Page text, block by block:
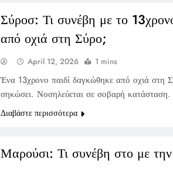
Σύροσ: Τι συνέβη με το
από οχιά στη Σύρο;
April 12, 2026 1 mins
Ένα 13χρονο παιδί δαγκώθηκε από οχιά στη
σηκώσει. Νοσηλεύεται σε σοβαρή κατάσταση.
Διαβάστε περισσότερα
Μαρούσι: Τι συνέβη στο με